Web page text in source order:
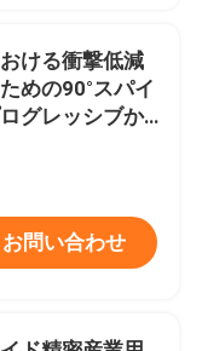
ける衝撃低減
めの90°スパイ
グレッシブか
お問い合わせ